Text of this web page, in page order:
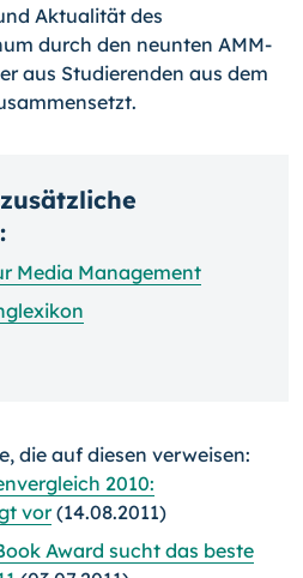
Aktualität des
durch den neunten AMM-
aus Studierenden aus dem
Media Management
die auf diesen verweisen:
2010:
vor(14.08.2011)
Award sucht das beste